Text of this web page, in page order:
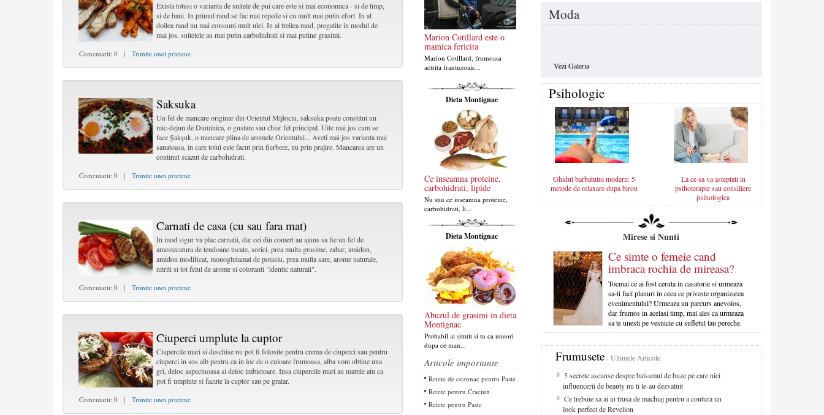
Exista totusi o varianta de snitele de pui care este si mai economica - si de timp,
si de bani. In primul rand se fac mai repede si cu mult mai putin efort. In al
doilea rand nu mai consumi mult ulei. In al treilea rand, pregatite in modul de
mai jos, snitelele au mai putin carbohidrati si mai putine grasimi.
Comentarii: 0 | Trimite unei prietene
Saksuka
Un fel de mancare originar din Orientul Mijlociu, saksuka poate constitui un
mic-dejun de Duminica, o gustare sau chiar fel principal. Uite mai jos cum se
face Şakşuk, o mancare plina de aromele Orientului... Aveti mai jos varianta mai
sanatoasa, in care totul este facut prin fierbere, nu prin prajire. Mancarea are un
continut scazut de carbohidrati.
Comentarii: 0 | Trimite unei prietene
Carnati de casa (cu sau fara mat)
In mod sigur va plac carnatii, dar cei din comert au ajuns sa fie un fel de
amestecatura de tendoane tocate, sorici, prea multa grasime, zahar, amidon,
amidon modificat, monoglutamat de potasiu, prea multa sare, arome naturale,
nitriti si tot felul de arome si coloranti "identic naturali".
Comentarii: 0 | Trimite unei prietene
Ciuperci umplute la cuptor
Ciupercile mari si deschise nu pot fi folosite pentru crema de ciuperci sau pentru
ciuperci in sos alb pentru ca in loc de o culoare frumoasa, alba vom obtine una
gri, deloc aspectuoasa si deloc imbietoare. Insa ciupercile mari au marele atu ca
pot fi umplute si facute la cuptor sau pe gratar.
Comentarii: 0 | Trimite unei prietene
Marion Cotillard este o
mamica fericita
Marion Cotillard, frumoasa
actrita frantuzoaic...
Dieta Montignac
Ce inseamna proteine,
carbohidrati, lipide
Nu stiu ce inseamna proteine,
carbohidrati, li...
Dieta Montignac
Abuzul de grasimi in dieta
Montignac
Probabil ai simtit si tu ca uneori
dupa ce man...
Articole importante
Retete de cozonac pentru Paste
Retete pentru Craciun
Retete pentru Paste
Moda
Vezi Galeria
Psihologie
Ghidul barbatului modern: 5
metode de relaxare dupa birou
La ce sa va asteptati in
psihoterapie sau consiliere
psihologica
Mirese si Nunti
Ce simte o femeie cand
imbraca rochia de mireasa?
Tocmai ce ai fost ceruta in casatorie si urmeaza
sa-ti faci planuri in ceea ce priveste organizarea
evenimentului? Urmeaza un parcurs anevoios,
dar frumos in acelasi timp, mai ales ca urmeaza
sa te unesti pe vesnicie cu sufletul tau pereche.
Frumusete- Ultimele Articole
5 secrete ascunse despre balsamul de buze pe care nici
influencerii de beauty nu ti le-au dezvaluit
Ce trebuie sa ai in trusa de machiaj pentru a contura un
look perfect de Revelion